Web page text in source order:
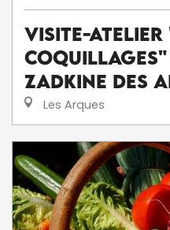
Visite-atelier
coquillages"
Zadkine des
Les Arques